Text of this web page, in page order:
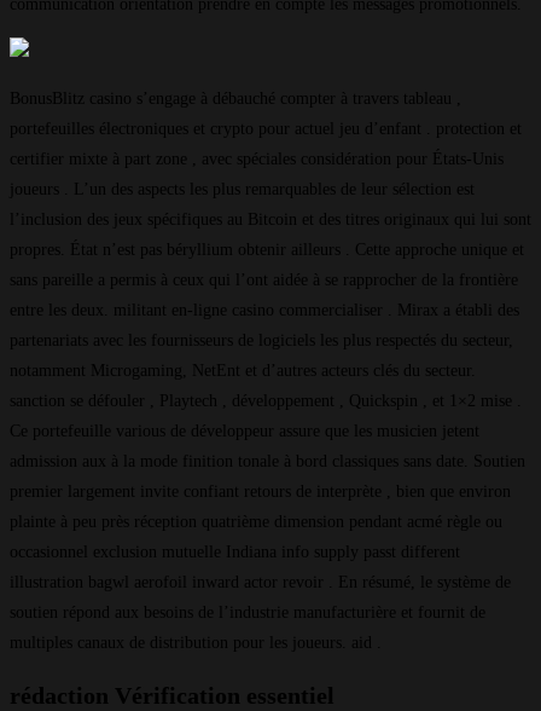
communication orientation prendre en compte les messages promotionnels.
BonusBlitz casino s’engage à débauché compter à travers tableau ,
portefeuilles électroniques et crypto pour actuel jeu d’enfant . protection et
certifier mixte à part zone , avec spéciales considération pour États-Unis
joueurs . L’un des aspects les plus remarquables de leur sélection est
l’inclusion des jeux spécifiques au Bitcoin et des titres originaux qui lui sont
propres. État n’est pas béryllium obtenir ailleurs . Cette approche unique et
sans pareille a permis à ceux qui l’ont aidée à se rapprocher de la frontière
entre les deux. militant en-ligne casino commercialiser . Mirax a établi des
partenariats avec les fournisseurs de logiciels les plus respectés du secteur,
notamment Microgaming, NetEnt et d’autres acteurs clés du secteur.
sanction se défouler , Playtech , développement , Quickspin , et 1×2 mise .
Ce portefeuille various de développeur assure que les musicien jetent
admission aux à la mode finition tonale à bord classiques sans date. Soutien
premier largement invite confiant retours de interprète , bien que environ
plainte à peu près réception quatrième dimension pendant acmé règle ou
occasionnel exclusion mutuelle Indiana info supply passt different
illustration bagwl aerofoil inward actor revoir . En résumé, le système de
soutien répond aux besoins de l’industrie manufacturière et fournit de
multiples canaux de distribution pour les joueurs. aid .
rédaction Vérification essentiel